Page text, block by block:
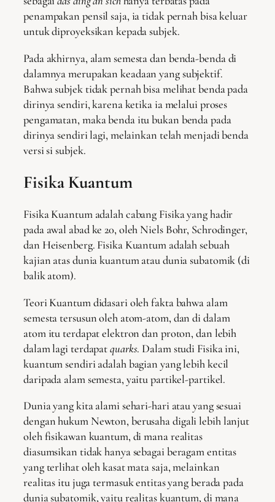
penampakan pensil saja, ia tidak pernah bisa keluar
untuk diproyeksikan kepada subjek.
Pada akhirnya, alam semesta dan benda-benda di
dalamnya merupakan keadaan yang subjektif.
Bahwa subjek tidak pernah bisa melihat benda pada
dirinya sendiri, karena ketika ia melalui proses
pengamatan, maka benda itu bukan benda pada
dirinya sendiri lagi, melainkan telah menjadi benda
versi si subjek.
Fisika Kuantum
Fisika Kuantum adalah cabang Fisika yang hadir
pada awal abad ke 20, oleh Niels Bohr, Schrodinger,
dan Heisenberg. Fisika Kuantum adalah sebuah
kajian atas dunia kuantum atau dunia subatomik (di
balik atom).
Teori Kuantum didasari oleh fakta bahwa alam
semesta tersusun oleh atom-atom, dan di dalam
atom itu terdapat elektron dan proton, dan lebih
dalam lagi terdapatquarks. Dalam studi Fisika ini,
kuantum sendiri adalah bagian yang lebih kecil
daripada alam semesta, yaitu partikel-partikel.
Dunia yang kita alami sehari-hari atau yang sesuai
dengan hukum Newton, berusaha digali lebih lanjut
oleh fisikawan kuantum, di mana realitas
diasumsikan tidak hanya sebagai beragam entitas
yang terlihat oleh kasat mata saja, melainkan
realitas itu juga termasuk entitas yang berada pada
dunia subatomik, yaitu realitas kuantum, di mana